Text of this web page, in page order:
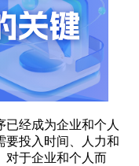
经成为企业和个人
要投入时间、人力和
对于企业和个人而